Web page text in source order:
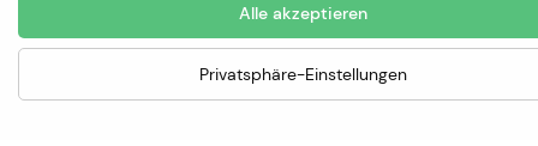
Alle akzeptieren
Privatsphäre-Einstellungen